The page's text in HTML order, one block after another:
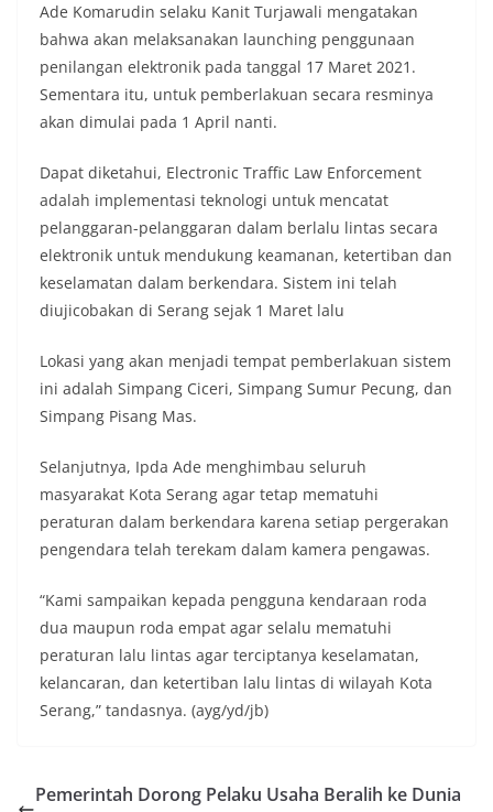
Ade Komarudin selaku Kanit Turjawali mengatakan
bahwa akan melaksanakan launching penggunaan
penilangan elektronik pada tanggal 17 Maret 2021.
Sementara itu, untuk pemberlakuan secara resminya
akan dimulai pada 1 April nanti.
Dapat diketahui, Electronic Traffic Law Enforcement
adalah implementasi teknologi untuk mencatat
pelanggaran-pelanggaran dalam berlalu lintas secara
elektronik untuk mendukung keamanan, ketertiban dan
keselamatan dalam berkendara. Sistem ini telah
diujicobakan di Serang sejak 1 Maret lalu
Lokasi yang akan menjadi tempat pemberlakuan sistem
ini adalah Simpang Ciceri, Simpang Sumur Pecung, dan
Simpang Pisang Mas.
Selanjutnya, Ipda Ade menghimbau seluruh
masyarakat Kota Serang agar tetap mematuhi
peraturan dalam berkendara karena setiap pergerakan
pengendara telah terekam dalam kamera pengawas.
“Kami sampaikan kepada pengguna kendaraan roda
dua maupun roda empat agar selalu mematuhi
peraturan lalu lintas agar terciptanya keselamatan,
kelancaran, dan ketertiban lalu lintas di wilayah Kota
Serang,” tandasnya. (ayg/yd/jb)
Pemerintah Dorong Pelaku Usaha Beralih ke Dunia